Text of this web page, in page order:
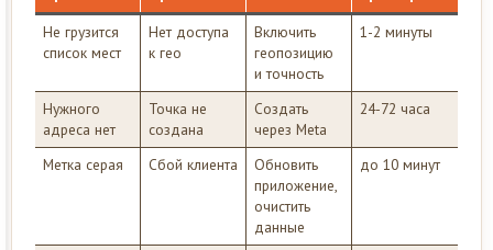
Не грузится
список мест
Нет доступа
к гео
Включить
геопозицию
и точность
1-2 минуты
Нужного
адреса нет
Точка не
создана
Создать
через Meta
24-72 часа
Метка серая Сбой клиента
Обновить
приложение,
очистить
данные
до 10 минут